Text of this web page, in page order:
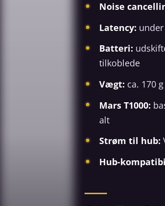
Noise
Latency:
Batteri:
tilkoblede
Vægt: ca. 170
Mars T1000:
alt
Strøm til hub:
Hub-